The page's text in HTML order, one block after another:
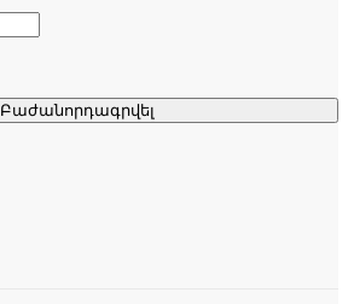
Բաժանորդագրվել